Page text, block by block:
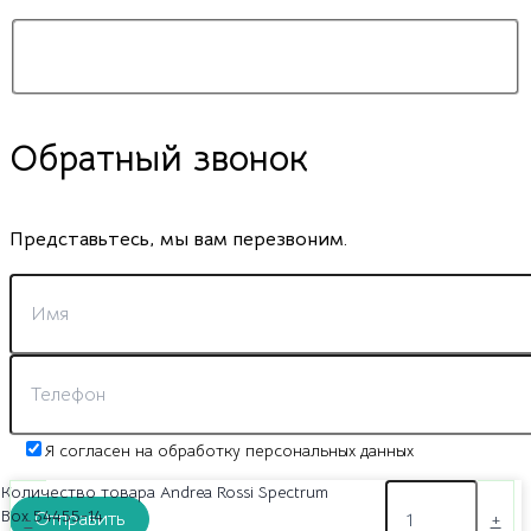
Обратный звонок
Представьтесь, мы вам перезвоним.
Я согласен на обработку персональных данных
-
Количество товара Andrea Rossi Spectrum
Box 54455-14
+